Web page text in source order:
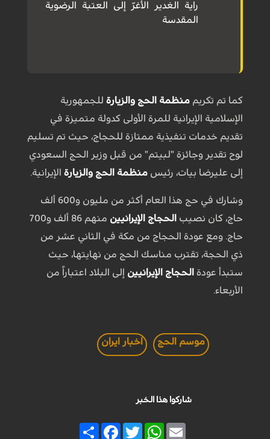
راية الغدير الأغرّ إلى العتبة الرضوية
المقدسة
كما تم تكريم منظمة الحج والزيارةللجمهورية
الإسلامية الإيرانية للمرة الأولى كدولة متميزة في
تقديم خدمات تنفيذية ممتازة للحجاج، حيث تم تسليم
لوح تقدير وجائزة "لبيتم" من قبل وزير الحج السعودي
إلى عليرضا بيات، رئيس منظمة الحج والزيارةالإيرانية.
وشارك في حج هذا العام أكثر من مليون و600 ألف
حاج، كان نصيب الحجاج الإيرانيين
منهم 86 ألف و700
حاج. ومع عودة الحجاج من مكة في الثاني عشر من
ذي الحجة، تقترب مناسك الحج من نهايتها، حيث
ستبدأ عودة الحجاج الإيرانيين إلى البلاد اعتباراً من
الأربعاء.
موسم الحج اخبار ايران
شاركوا هذا الخبر
Share
FacebookTwitter
WhatsAppEmail